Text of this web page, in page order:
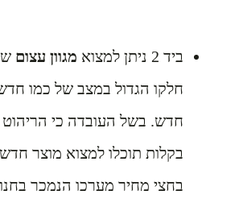
ביד 2 ניתן למצוא מגוון עצום
חלקו הגדול במצב של כמו
חדש. בשל העובדה כי
בחצי מחיר מערכו הנמכר